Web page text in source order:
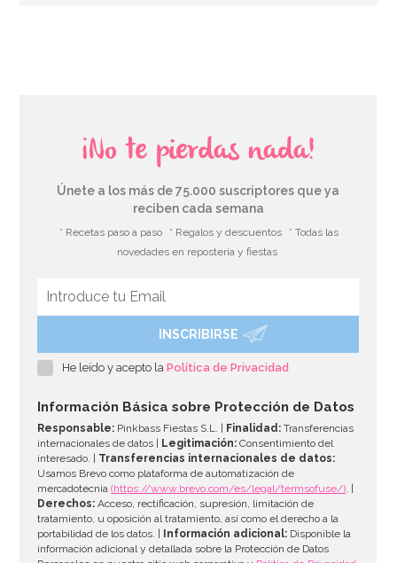
¡No te pierdas nada!
Únete a los más de 75.000 suscriptores que ya
reciben cada semana
* Recetas paso a paso * Regalos y descuentos
* Todas las
novedades en repostería y fiestas
INSCRIBIRSE
He leído y acepto laPolítica de Privacidad
Información Básica sobre Protección de Datos
Responsable: Pinkbass Fiestas S.L. | Finalidad: Transferencias
internacionales de datos |
Legitimación: Consentimiento del
interesado. | Transferencias internacionales de datos:
Usamos Brevo como plataforma de automatización de
mercadotecnia(https://www.brevo.com/es/legal/termsofuse/). |
Derechos: Acceso, rectificación, supresión, limitación de
tratamiento, u oposición al tratamiento, así como el derecho a la
portabilidad de los datos. |
Información adicional: Disponible la
información adicional y detallada sobre la Protección de Datos